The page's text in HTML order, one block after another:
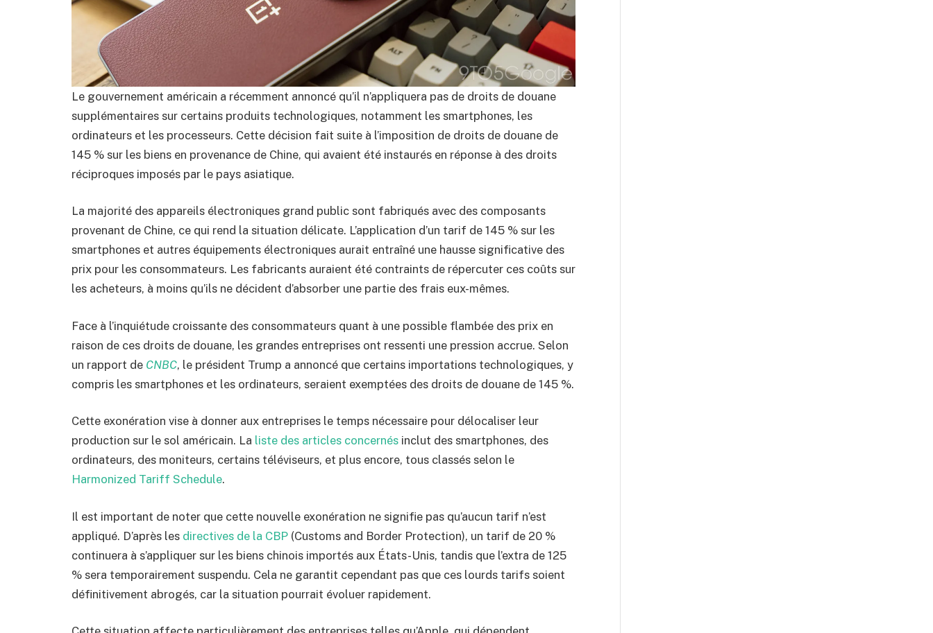
Le gouvernement américain a récemment annoncé qu’il n’appliquera pas de droits de douane
supplémentaires sur certains produits technologiques, notamment les smartphones, les
ordinateurs et les processeurs. Cette décision fait suite à l’imposition de droits de douane de
145 % sur les biens en provenance de Chine, qui avaient été instaurés en réponse à des droits
réciproques imposés par le pays asiatique.
La majorité des appareils électroniques grand public sont fabriqués avec des composants
provenant de Chine, ce qui rend la situation délicate. L’application d’un tarif de 145 % sur les
smartphones et autres équipements électroniques aurait entraîné une hausse significative des
prix pour les consommateurs. Les fabricants auraient été contraints de répercuter ces coûts sur
les acheteurs, à moins qu’ils ne décident d’absorber une partie des frais eux-mêmes.
Face à l’inquiétude croissante des consommateurs quant à une possible flambée des prix en
raison de ces droits de douane, les grandes entreprises ont ressenti une pression accrue. Selon
un rapport de CNBC, le président Trump a annoncé que certains importations technologiques, y
compris les smartphones et les ordinateurs, seraient exemptées des droits de douane de 145 %.
Cette exonération vise à donner aux entreprises le temps nécessaire pour délocaliser leur
production sur le sol américain. La liste des articles concernés inclut des smartphones, des
ordinateurs, des moniteurs, certains téléviseurs, et plus encore, tous classés selon le
Harmonized Tariff Schedule.
Il est important de noter que cette nouvelle exonération ne signifie pas qu’aucun tarif n’est
appliqué. D’après les directives de la CBP (Customs and Border Protection), un tarif de 20 %
continuera à s’appliquer sur les biens chinois importés aux États-Unis, tandis que l’extra de 125
% sera temporairement suspendu. Cela ne garantit cependant pas que ces lourds tarifs soient
définitivement abrogés, car la situation pourrait évoluer rapidement.